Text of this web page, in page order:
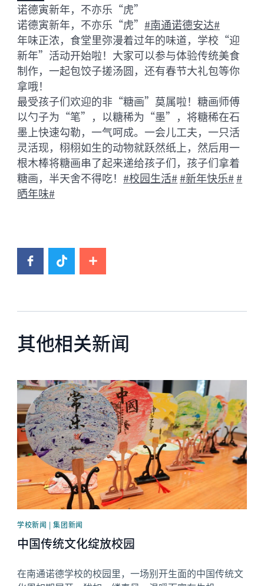
诺德寅新年，不亦乐“虎”
诺德寅新年，不亦乐“虎”#南通诺德安达#
年味正浓，食堂里弥漫着过年的味道，学校“迎
新年”活动开始啦！大家可以参与体验传统美食
制作，一起包饺子搓汤圆，还有春节大礼包等你
拿哦！
最受孩子们欢迎的非“糖画”莫属啦！糖画师傅
以勺子为“笔”，以糖稀为“墨”，将糖稀在石
墨上快速勾勒，一气呵成。一会儿工夫，一只活
灵活现，栩栩如生的动物就跃然纸上，然后用一
根木棒将糖画串了起来递给孩子们，孩子们拿着
糖画，半天舍不得吃！#校园生活##新年快乐##
晒年味#
其他相关新闻
News image
学校新闻 | 集团新闻
中国传统文化绽放校园
在南通诺德学校的校园里，一场别开生面的中国传统文